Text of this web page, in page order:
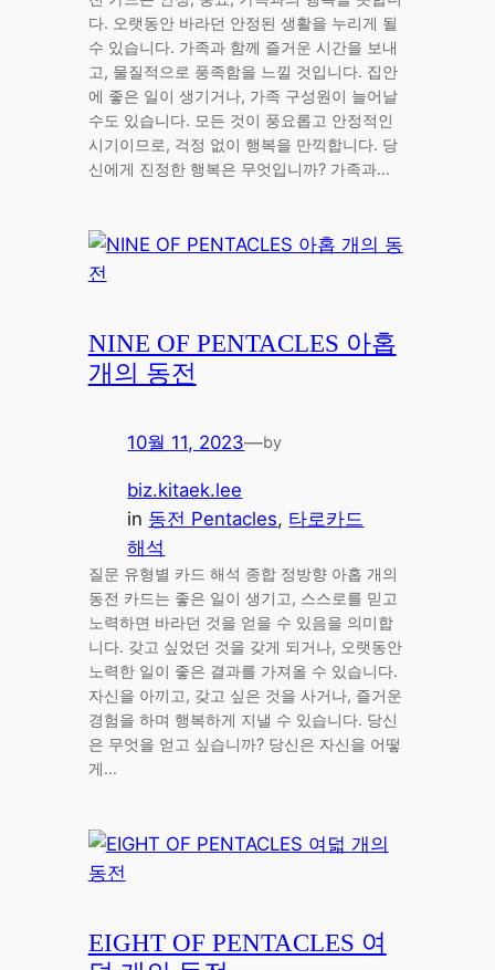
다. 오랫동안 바라던 안정된 생활을 누리게 될
수 있습니다. 가족과 함께 즐거운 시간을 보내
고, 물질적으로 풍족함을 느낄 것입니다. 집안
에 좋은 일이 생기거나, 가족 구성원이 늘어날
수도 있습니다. 모든 것이 풍요롭고 안정적인
시기이므로, 걱정 없이 행복을 만끽합니다. 당
신에게 진정한 행복은 무엇입니까? 가족과…
NINE OF PENTACLES 아홉
개의 동전
10월 11, 2023—by
biz.kitaek.lee
in 동전 Pentacles, 타로카드
해석
질문 유형별 카드 해석 종합 정방향 아홉 개의
동전 카드는 좋은 일이 생기고, 스스로를 믿고
노력하면 바라던 것을 얻을 수 있음을 의미합
니다. 갖고 싶었던 것을 갖게 되거나, 오랫동안
노력한 일이 좋은 결과를 가져올 수 있습니다.
자신을 아끼고, 갖고 싶은 것을 사거나, 즐거운
경험을 하며 행복하게 지낼 수 있습니다. 당신
은 무엇을 얻고 싶습니까? 당신은 자신을 어떻
게…
EIGHT OF PENTACLES 여